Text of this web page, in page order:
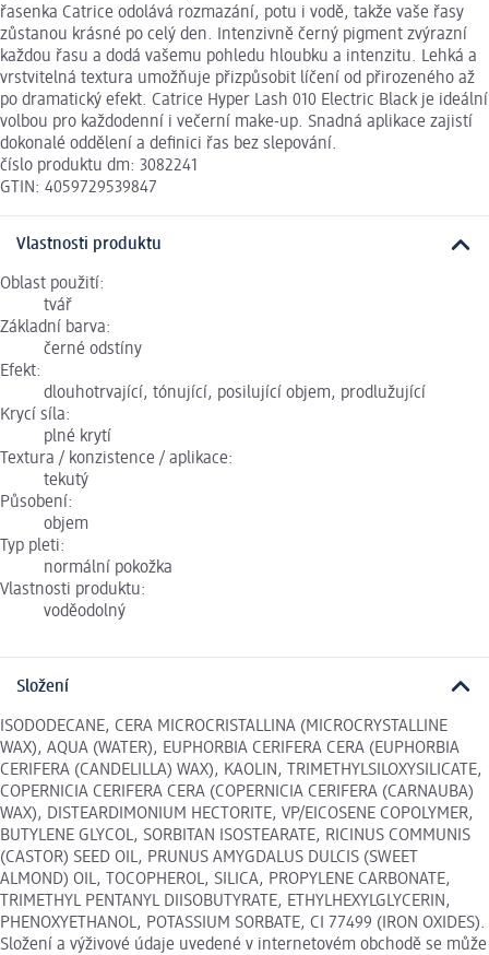
řasenka Catrice odolává rozmazání, potu i vodě, takže vaše řasy
zůstanou krásné po celý den. Intenzivně černý pigment zvýrazní
každou řasu a dodá vašemu pohledu hloubku a intenzitu. Lehká a
vrstvitelná textura umožňuje přizpůsobit líčení od přirozeného až
po dramatický efekt. Catrice Hyper Lash 010 Electric Black je ideální
volbou pro každodenní i večerní make-up. Snadná aplikace zajistí
dokonalé oddělení a definici řas bez slepování.
číslo produktu dm: 3082241
GTIN: 4059729539847
Vlastnosti produktu
Oblast použití:
tvář
Základní barva:
černé odstíny
Efekt:
dlouhotrvající, tónující, posilující objem, prodlužující
Krycí síla:
plné krytí
Textura / konzistence / aplikace:
tekutý
Působení:
objem
Typ pleti:
normální pokožka
Vlastnosti produktu:
voděodolný
Složení
ISODODECANE, CERA MICROCRISTALLINA (MICROCRYSTALLINE
WAX), AQUA (WATER), EUPHORBIA CERIFERA CERA (EUPHORBIA
CERIFERA (CANDELILLA) WAX), KAOLIN, TRIMETHYLSILOXYSILICATE,
COPERNICIA CERIFERA CERA (COPERNICIA CERIFERA (CARNAUBA)
WAX), DISTEARDIMONIUM HECTORITE, VP/EICOSENE COPOLYMER,
BUTYLENE GLYCOL, SORBITAN ISOSTEARATE, RICINUS COMMUNIS
(CASTOR) SEED OIL, PRUNUS AMYGDALUS DULCIS (SWEET
ALMOND) OIL, TOCOPHEROL, SILICA, PROPYLENE CARBONATE,
TRIMETHYL PENTANYL DIISOBUTYRATE, ETHYLHEXYLGLYCERIN,
PHENOXYETHANOL, POTASSIUM SORBATE, CI 77499 (IRON OXIDES).
Složení a výživové údaje uvedené v internetovém obchodě se může